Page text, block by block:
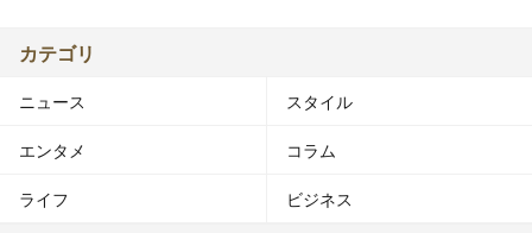
カテゴリ
ニュース スタイル
エンタメ コラム
ライフ ビジネス